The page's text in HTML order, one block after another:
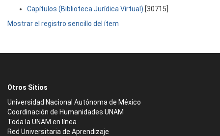
Capítulos (Biblioteca Jurídica Virtual) [30715]
Mostrar el registro sencillo del ítem
Otros Sitios
Universidad Nacional Autónoma de México
Coordinación de Humanidades UNAM
Toda la UNAM en línea
Red Universitaria de Aprendizaje